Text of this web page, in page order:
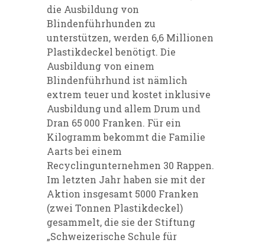
die Ausbildung von
Blindenführhunden zu
unterstützen, werden 6,6 Millionen
Plastikdeckel benötigt. Die
Ausbildung von einem
Blindenführhund ist nämlich
extrem teuer und kostet inklusive
Ausbildung und allem Drum und
Dran 65 000 Franken. Für ein
Kilogramm bekommt die Familie
Aarts bei ­einem
Recyclingunternehmen 30 Rappen.
Im letzten Jahr haben sie mit der
Aktion insgesamt 5000 Franken
(zwei Tonnen Plastikdeckel)
gesammelt, die sie der Stiftung
„Schweizerische Schule für